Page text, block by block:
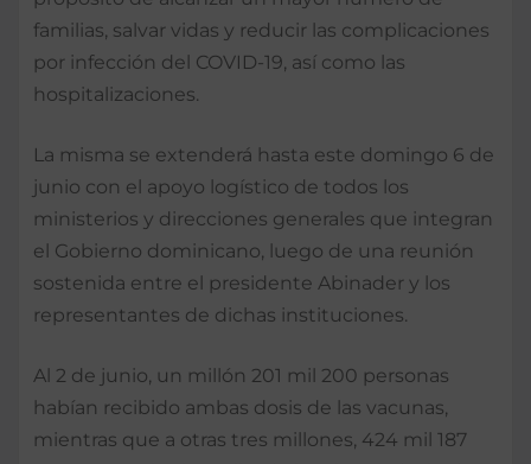
familias, salvar vidas y reducir las complicaciones
por infección del COVID-19, así como las
hospitalizaciones.
La misma se extenderá hasta este domingo 6 de
junio con el apoyo logístico de todos los
ministerios y direcciones generales que integran
el Gobierno dominicano, luego de una reunión
sostenida entre el presidente Abinader y los
representantes de dichas instituciones.
Al 2 de junio, un millón 201 mil 200 personas
habían recibido ambas dosis de las vacunas,
mientras que a otras tres millones, 424 mil 187